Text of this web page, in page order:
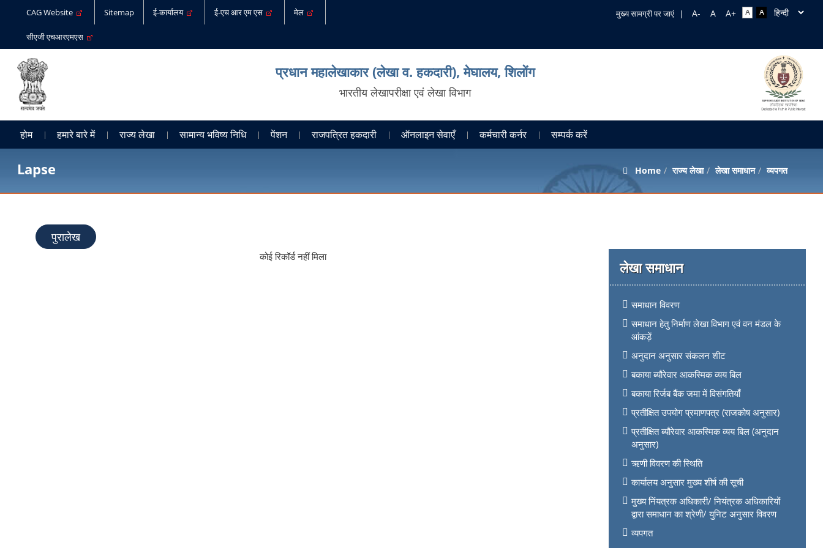
CAG Website Sitemap ई-कार्यालय ई-एच आर एम एस मेल
सीएजी एचआरएमएस
मुख्य सामग्री पर जाएं |
प्रधान महालेखाकार (लेखा व. हकदारी), मेघालय, शिलोंग
भारतीय लेखापरीक्षा एवं लेखा विभाग
होम हमारे बारे में राज्य लेखा सामान्य भविष्य निधि पेंशन राजपत्रित हकदारी ऑनलाइन सेवाएँ कर्मचारी कर्नर सम्पर्क करें
Lapse Home राज्य लेखा लेखा समाधान व्यपगत
पुरालेख
लेखा समाधान
समाधान विवरण
समाधान हेतु निर्माण लेखा विभाग एवं वन मंडल के
आंकड़ें
अनुदान अनुसार संकलन शीट
बकाया ब्यौरेवार आकस्मिक व्यय बिल
बकाया रिर्जब बैंक जमा में विसंगतियाँ
प्रतीक्षित उपयोग प्रमाणपत्र (राजकोष अनुसार)
प्रतीक्षित ब्यौरेवार आकस्मिक व्यय बिल (अनुदान
अनुसार)
ऋणी विवरण की स्थिति
कार्यालय अनुसार मुख्य शीर्ष की सूची
मुख्य निंयत्रक अधिकारी/ नियंत्रक अधिकारियों
द्वारा समाधान का श्रेणी/ युनिट अनुसार विवरण
व्यपगत
कोई रिकॉर्ड नहीं मिला